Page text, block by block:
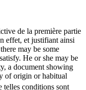
de la première partie
effet, et justifiant ainsi
may be some
He or she may be
a document showing
of origin or habitual
telles conditions sont